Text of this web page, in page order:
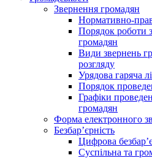
Звернення громадян
Нормативно-
Порядок роботи
громадян
Види звернень
розгляду
Урядова гаряча
Порядок
Графіки
громадян
Форма електронного
Безбар’єрність
Цифрова
Суспільна та